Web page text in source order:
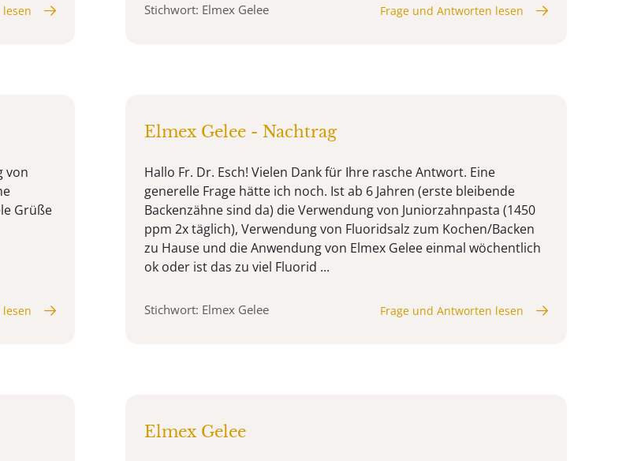
Stichwort: Elmex Gelee Frage und Antworten lesen
von
Grüße
Elmex Gelee - Nachtrag
Hallo Fr. Dr. Esch! Vielen Dank für Ihre rasche Antwort. Eine
generelle Frage hätte ich noch. Ist ab 6 Jahren (erste bleibende
Backenzähne sind da) die Verwendung von Juniorzahnpasta (1450
ppm 2x täglich), Verwendung von Fluoridsalz zum Kochen/Backen
zu Hause und die Anwendung von Elmex Gelee einmal wöchentlich
ok oder ist das zu viel Fluorid ...
Stichwort: Elmex Gelee Frage und Antworten lesen
Elmex Gelee